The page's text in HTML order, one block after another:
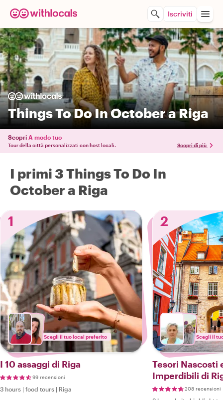
Iscriviti
Things To Do In October a Riga
Scopri A modo tuo
Tour della città personalizzati con host locali. Scopri di più
I primi 3 Things To Do In
October a Riga
1
Scegli il tuo local preferito
I 10 assaggi di Riga
99 recensioni
3 hours | food tours | Riga
2
Scegli il
Tesori Nascosti
Imperdibili di
208 recensioni